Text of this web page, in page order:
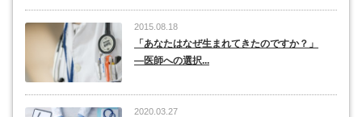
2015.08.18
「あなたはなぜ生まれてきたのですか？」
―医師への選択...
2020.03.27